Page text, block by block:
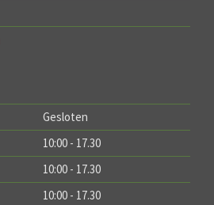
Gesloten
10:00 - 17.30
10:00 - 17.30
10:00 - 17.30